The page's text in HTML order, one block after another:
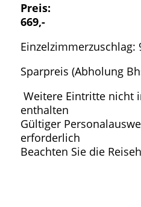
Preis:
Einzelzimmerzuschlag:
Sparpreis (Abholung
Weitere Eintritte nicht
enthalten
Gültiger
erforderlich
Beachten Sie die